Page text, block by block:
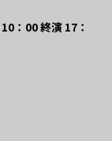
：00 終演 17：